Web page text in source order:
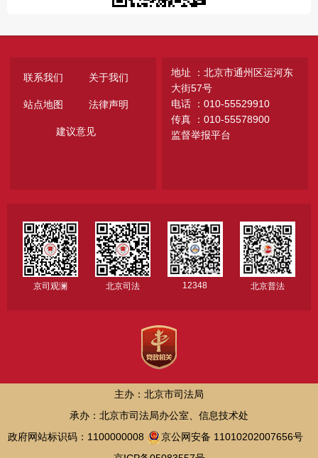
联系我们 关于我们
站点地图 法律声明
建议意见
地址 ：北京市通州区运河东
大街57号
电话 ：010-55529910
传真 ：010-55578900
监督举报平台
京司观澜 北京司法 12348 北京普法
主办：北京市司法局
承办：北京市司法局办公室、信息技术处
政府网站标识码：1100000008
京公网安备 11010202007656号